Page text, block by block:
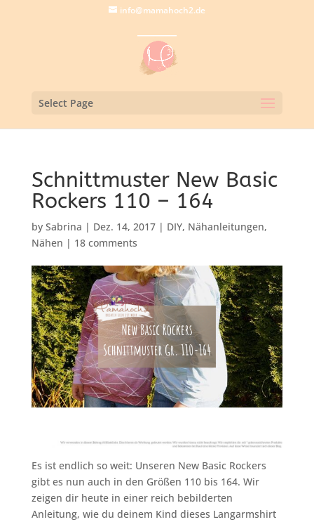
info@mamahoch2.de
Select Page
Schnittmuster New Basic
Rockers 110 – 164
by Sabrina | Dez. 14, 2017| DIY, Nähanleitungen,
Nähen | 18 comments
Es ist endlich so weit: Unseren New Basic Rockers
gibt es nun auch in den Größen 110 bis 164. Wir
zeigen dir heute in einer reich bebilderten
Anleitung, wie du deinem Kind dieses Langarmshirt